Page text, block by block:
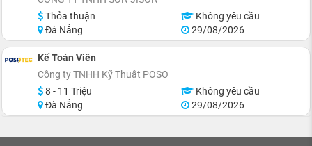
Thỏa thuận
Không yêu cầu
Đà Nẵng
29/08/2026
Kế Toán Viên
Công ty TNHH Kỹ Thuật POSO
8 - 11 Triệu
Không yêu cầu
Đà Nẵng
29/08/2026